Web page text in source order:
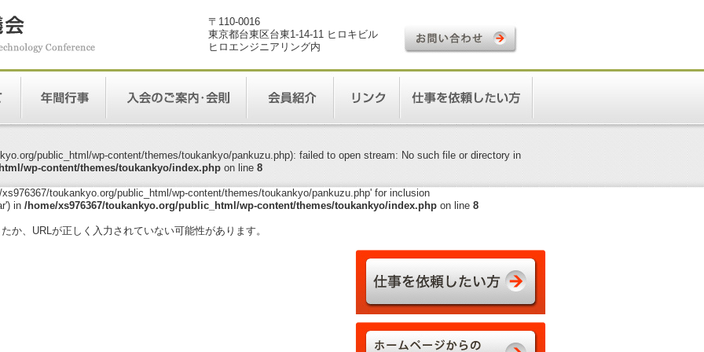
〒110-0016
東京都台東区台東1-14-11 ヒロキビル
ヒロエンジニアリング内
public_html/wp-content/themes/toukankyo/pankuzu.php): failed to open stream: No such file or directory in
wp-content/themes/toukankyo/index.phpon line8
toukankyo.org/public_html/wp-content/themes/toukankyo/pankuzu.php' for inclusion
in /home/xs976367/toukankyo.org/public_html/wp-content/themes/toukankyo/index.phpon line 8
か、URLが正しく入力されていない可能性があります。